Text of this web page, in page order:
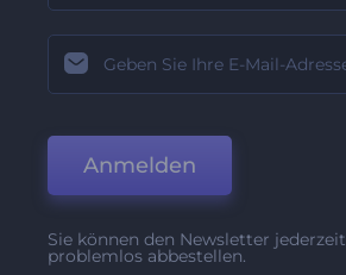
Anmelden
Sie können den Newsletter jederzeit
problemlos abbestellen.